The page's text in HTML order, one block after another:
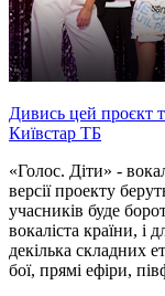
Дивись цей проєкт
Київстар ТБ
«Голос. Діти» -
версії проекту
учасників буде
вокаліста країни, і
декілька складних
бої, прямі ефіри,